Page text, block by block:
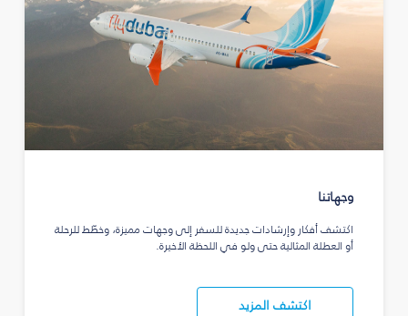
وجهاتنا
اكتشف أفكار وإرشادات جديدة للسفر إلى وجهات مميزة، وخطّط للرحلة
أو العطلة المثالية حتى ولو في اللحظة الأخيرة.
اكتشف المزيد